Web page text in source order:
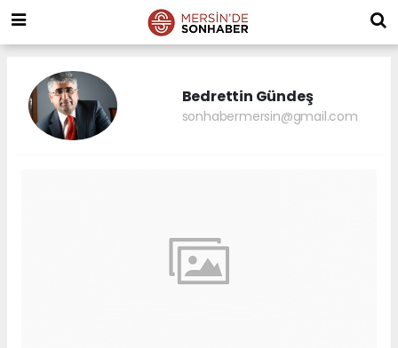
Bedrettin Gündeş
sonhabermersin@gmail.com